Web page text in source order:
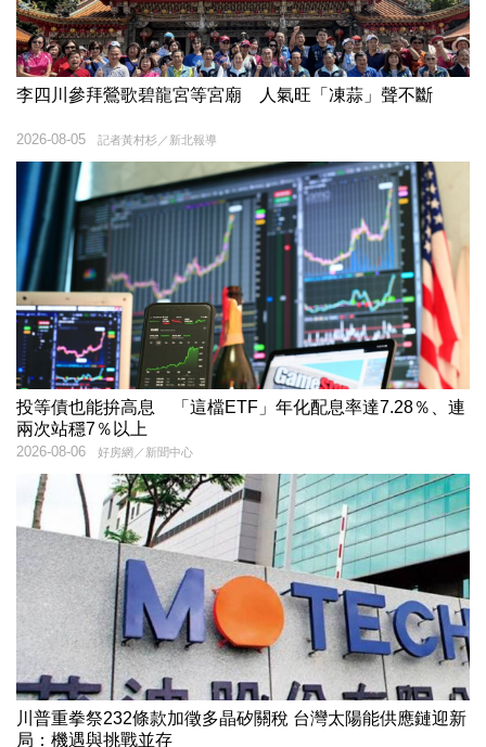
李四川參拜鶯歌碧龍宮等宮廟 人氣旺「凍蒜」聲不斷
記者黃村杉／新北報導
2026-08-05
投等債也能拚高息 「這檔ETF」年化配息率達7.28％、連
兩次站穩7％以上
好房網／新聞中心
2026-08-06
川普重拳祭232條款加徵多晶矽關稅 台灣太陽能供應鏈迎新
局：機遇與挑戰並存